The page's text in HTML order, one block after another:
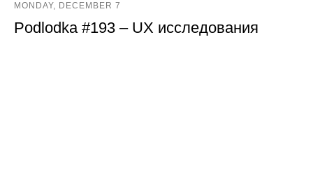
MONDAY, DECEMBER 7
Podlodka #193 – UX исследования